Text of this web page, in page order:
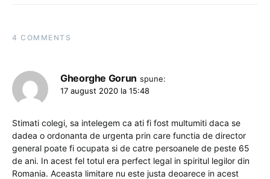
4 COMMENTS
Gheorghe Gorun spune:
17 august 2020 la 15:48
Stimati colegi, sa intelegem ca ati fi fost multumiti daca se
dadea o ordonanta de urgenta prin care functia de director
general poate fi ocupata si de catre persoanele de peste 65
de ani. In acest fel totul era perfect legal in spiritul legilor din
Romania. Aceasta limitare nu este justa deoarece in acest